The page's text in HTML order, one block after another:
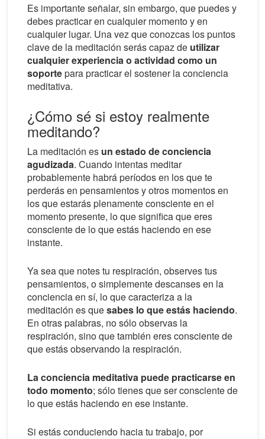
Es importante señalar, sin embargo, que puedes y
debes practicar en cualquier momento y en
cualquier lugar. Una vez que conozcas los puntos
clave de la meditación serás capaz deutilizar
cualquier experiencia o actividad como un
soportepara practicar el sostener la conciencia
meditativa.
¿Cómo sé si estoy realmente
meditando?
La meditación es un estado de conciencia
agudizada. Cuando intentas meditar
probablemente habrá períodos en los que te
perderás en pensamientos y otros momentos en
los que estarás plenamente consciente en el
momento presente, lo que significa que eres
consciente de lo que estás haciendo en ese
instante.
Ya sea que notes tu respiración, observes tus
pensamientos, o simplemente descanses en la
conciencia en sí, lo que caracteriza a la
meditación es quesabes lo que estás haciendo.
En otras palabras, no sólo observas la
respiración, sino que también eres consciente de
que estás observando la respiración.
La conciencia meditativa puede practicarse en
todo momento; sólo tienes que ser consciente de
lo que estás haciendo en ese instante.
Si estás conduciendo hacia tu trabajo, por